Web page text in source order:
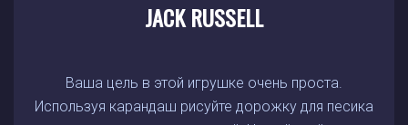
JACK RUSSELL
Ваша цель в этой игрушке очень проста.
Используя карандаш рисуйте дорожку для песика